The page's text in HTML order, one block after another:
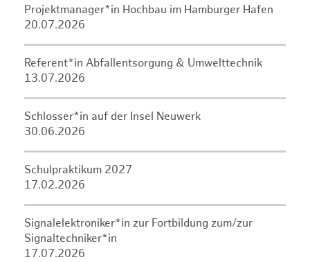
Projektmanager*in Hochbau im Hamburger Hafen
20.07.2026
Referent*in Abfallentsorgung & Umwelttechnik
13.07.2026
Schlosser*in auf der Insel Neuwerk
30.06.2026
Schulpraktikum 2027
17.02.2026
Signalelektroniker*in zur Fortbildung zum/zur
Signaltechniker*in
17.07.2026